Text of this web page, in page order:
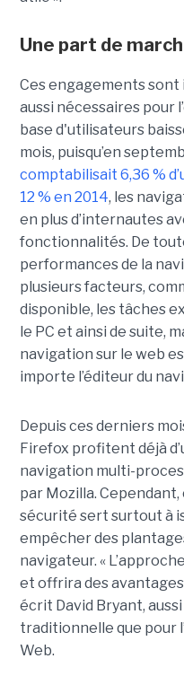
Une part de
Ces engagements
aussi nécessaires pour
base d'utilisateurs
mois, puisqu’en
comptabilisait 6,36 %
12 % en 2014, les
en plus d’internautes
fonctionnalités. De
performances de la
plusieurs facteurs,
disponible, les tâches
le PC et ainsi de suite,
navigation sur le web
importe l’éditeur du
Depuis ces derniers
Firefox profitent déjà
navigation multi-
par Mozilla.
sécurité sert surtout à
empêcher des
navigateur. «
et offrira des
écrit David Bryant,
traditionnelle que pour
Web.